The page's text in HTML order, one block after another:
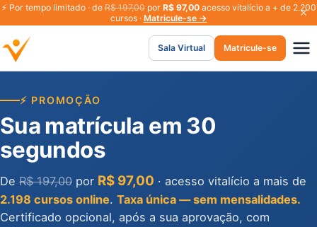
⚡ Por tempo limitado · deR$ 197,00por R$ 97,00acesso vitalício a + de 2.200
cursos · Matricule-se →
Sala Virtual Matricule-se
⚡ PROMOÇÃO
Sua matrícula em 30
segundos
De R$ 197,00 por R$ 97,00 · acesso vitalício a mais de
2.198 cursos online. Taxa única — sem mensalidades.
Certificado opcional, após a sua aprovação, com